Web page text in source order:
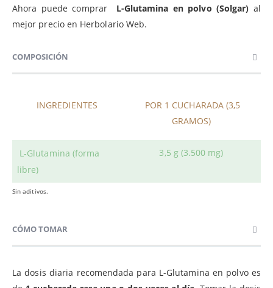
Ahora puede comprar L-Glutamina en polvo (Solgar) al
mejor precio en Herbolario Web.
COMPOSICIÓN
INGREDIENTES
POR 1 CUCHARADA (3,5
GRAMOS)
L-Glutamina (forma
libre)
3,5 g (3.500 mg)
Sin aditivos.
CÓMO TOMAR
La dosis diaria recomendada para L-Glutamina en polvo es